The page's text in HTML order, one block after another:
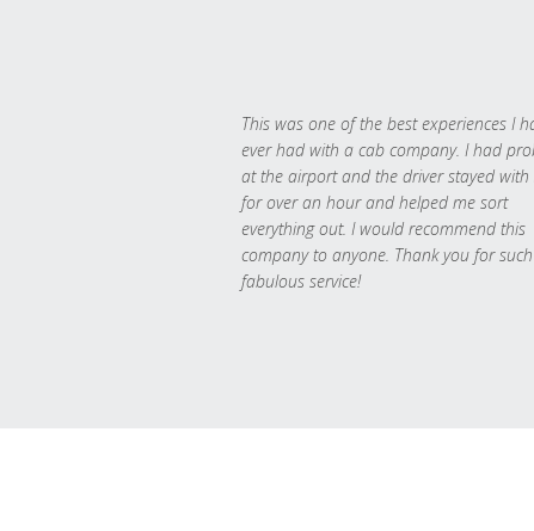
This was one of the best experiences I
ever had with a cab company. I had
at the airport and the driver stayed with
for over an hour and helped me sort
everything out. I would recommend this
company to anyone. Thank you for such
fabulous service!